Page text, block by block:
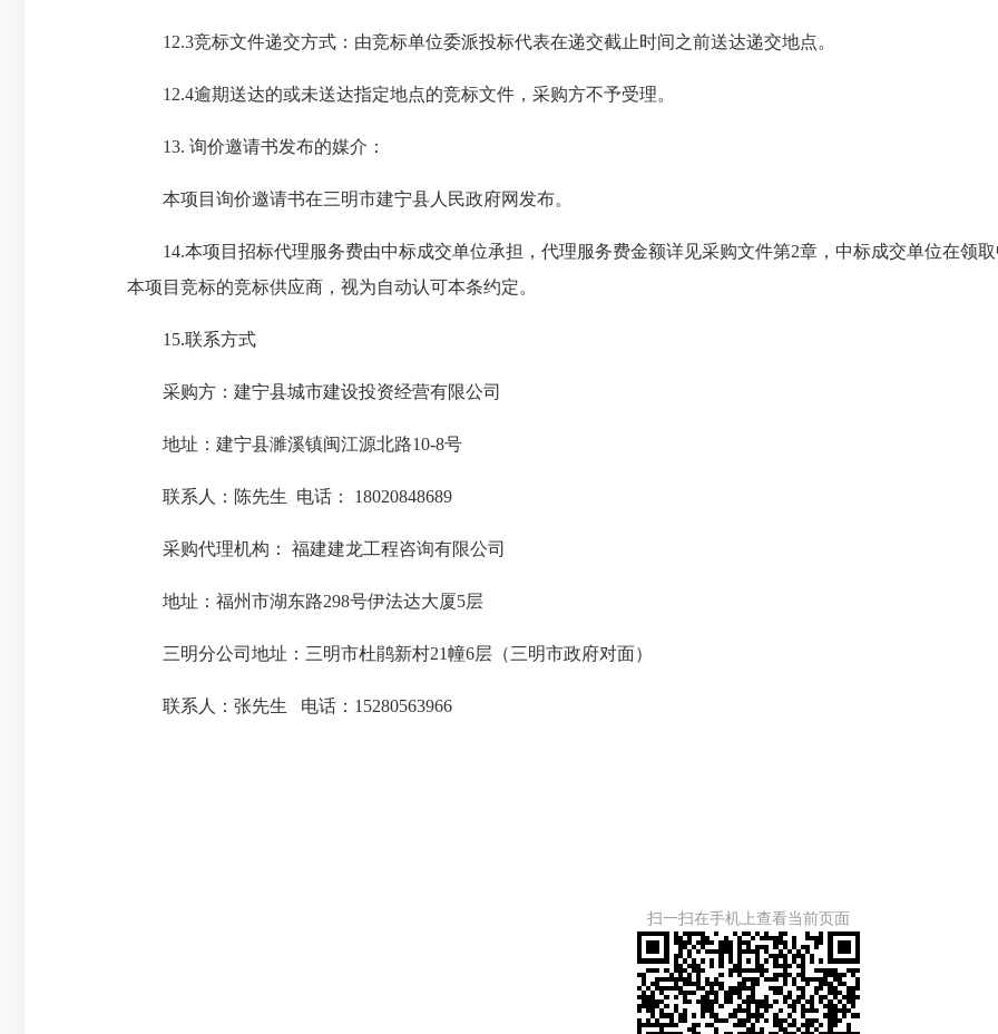
12.3竞标文件递交方式：由竞标单位委派投标代表在递交截止时间之前送达递交地点。
12.4逾期送达的或未送达指定地点的竞标文件，采购方不予受理。
13. 询价邀请书发布的媒介：
本项目询价邀请书在三明市建宁县人民政府网发布。
14.本项目招标代理服务费由中标成交单位承担，代理服务费金额详见采购文件第2章，中标成交单位在领
本项目竞标的竞标供应商，视为自动认可本条约定。
15.联系方式
采购方：建宁县城市建设投资经营有限公司
地址：建宁县濉溪镇闽江源北路10-8号
联系人：陈先生 电话： 18020848689
采购代理机构： 福建建龙工程咨询有限公司
地址：福州市湖东路298号伊法达大厦5层
三明分公司地址：三明市杜鹃新村21幢6层（三明市政府对面）
联系人：张先生 电话：15280563966
扫一扫在手机上查看当前页面